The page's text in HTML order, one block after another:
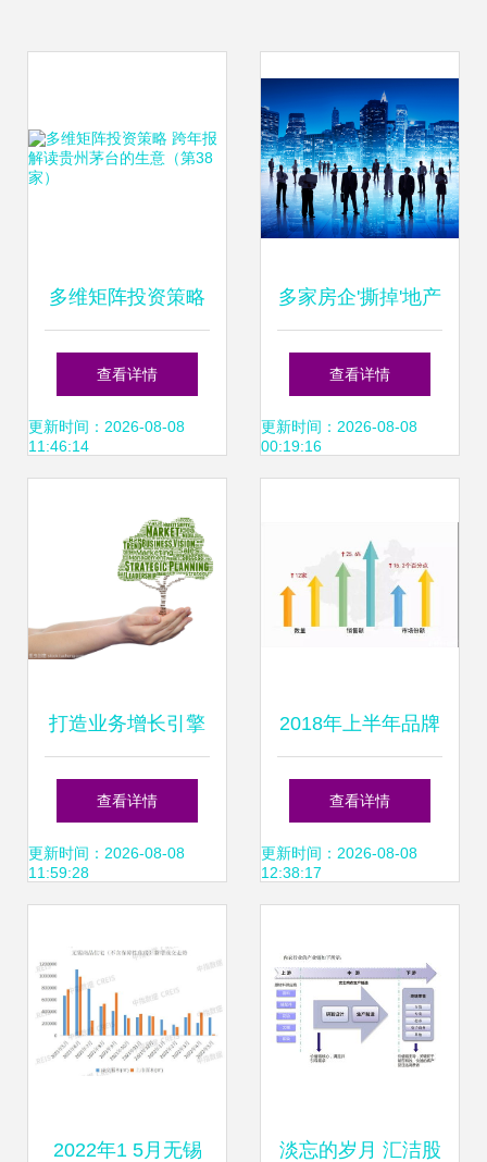
多维矩阵投资策略
跨年报解读贵州茅
台的生意（第38
查看详情
更新时间：2026-08-08
11:46:14
多家房企'撕掉'地产
化标签，龙头房企
城市运营路径渐明
查看详情
更新时间：2026-08-08
00:19:16
打造业务增长引擎
深度解读销售业务
营销文本词云
查看详情
更新时间：2026-08-08
11:59:28
2018年上半年品牌
房企销售业绩排行
揭晓 碧桂园、恒
甲
查看详情
更新时间：2026-08-08
12:38:17
2022年1 5月无锡 淡忘的岁月 汇洁股